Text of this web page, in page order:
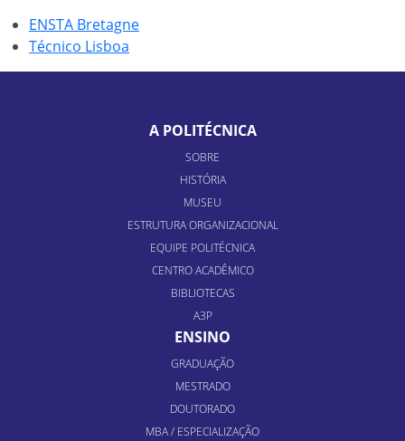
ENSTA Bretagne
Técnico Lisboa
A POLITÉCNICA
SOBRE
HISTÓRIA
MUSEU
ESTRUTURA ORGANIZACIONAL
EQUIPE POLITÉCNICA
CENTRO ACADÊMICO
BIBLIOTECAS
A3P
ENSINO
GRADUAÇÃO
MESTRADO
DOUTORADO
MBA / ESPECIALIZAÇÃO